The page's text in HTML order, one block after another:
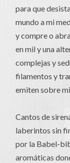
para que
mundo a mi
y compre o
en mil y una
complejas y
filamentos y
emiten sobre
Cantos de
laberintos sin
por la Babel-
aromáticas